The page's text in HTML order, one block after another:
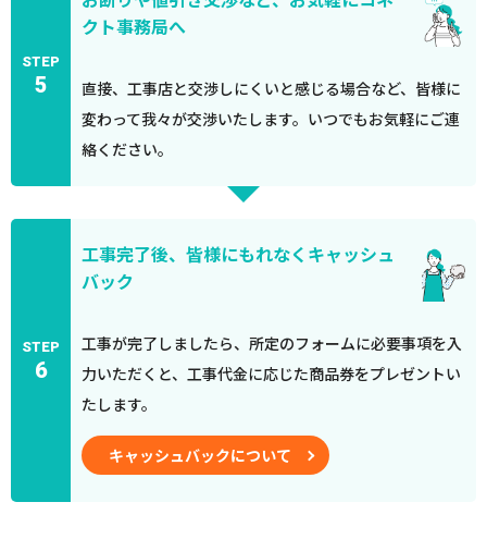
STEP
5
クト事務局へ
直接、工事店と交渉しにくいと感じる場合など、皆様に
変わって我々が交渉いたします。いつでもお気軽にご連
絡ください。
STEP
6
工事完了後、皆様にもれなくキャッシュ
バック
工事が完了しましたら、所定のフォームに必要事項を入
力いただくと、工事代金に応じた商品券をプレゼントい
たします。
キャッシュバックについて